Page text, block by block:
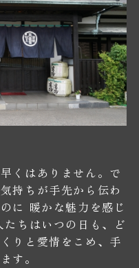
くはありません。で
持ちが手先から伝わ
に 暖かな魅力を感じ
ちはいつの日も、ど
りと愛情をこめ、手
す。